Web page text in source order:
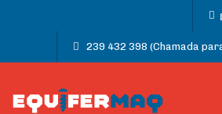
239 432 398 (Chamada